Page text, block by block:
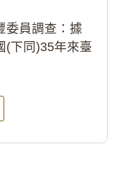
告。(115教調
委員調查：據
(下同)35年來臺
年間函請其家屬